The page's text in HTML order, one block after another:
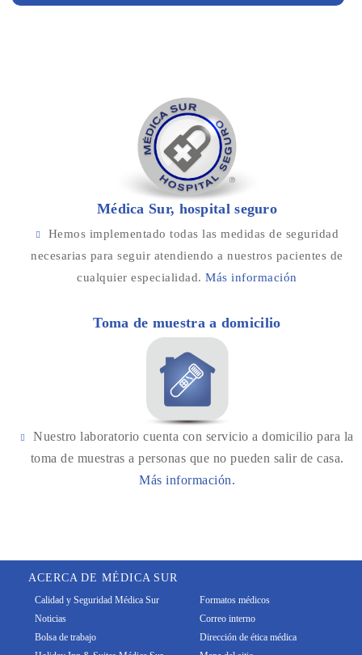
Médica Sur, hospital seguro
Hemos implementado todas las medidas de seguridad
necesarias para seguir atendiendo a nuestros pacientes de
cualquier especialidad.Más información
Toma de muestra a domicilio
Nuestro laboratorio cuenta con servicio a domicilio para la
toma de muestras a personas que no pueden salir de casa.
Más información.
ACERCA DE MÉDICA SUR
Calidad y Seguridad Médica Sur
Noticias
Bolsa de trabajo
Formatos médicos
Correo interno
Dirección de ética médica